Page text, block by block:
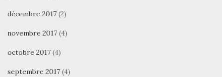
décembre 2017 (2)
novembre 2017 (4)
octobre 2017 (4)
septembre 2017 (4)